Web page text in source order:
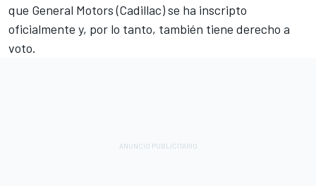
que General Motors (Cadillac) se ha inscripto
oficialmente y, por lo tanto, también tiene derecho a
voto.